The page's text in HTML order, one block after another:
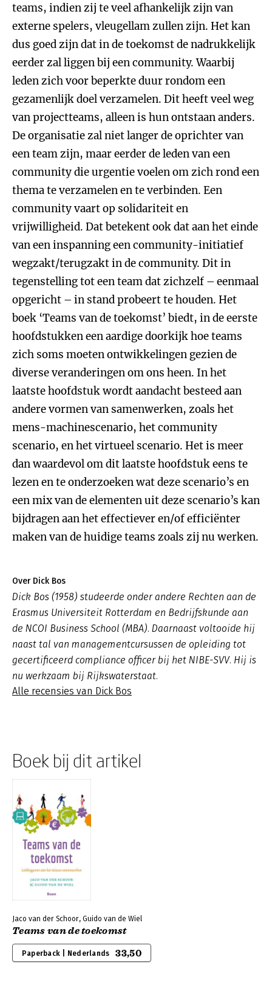
teams, indien zij te veel afhankelijk zijn van
externe spelers, vleugellam zullen zijn. Het kan
dus goed zijn dat in de toekomst de nadrukkelijk
eerder zal liggen bij een community. Waarbij
leden zich voor beperkte duur rondom een
gezamenlijk doel verzamelen. Dit heeft veel weg
van projectteams, alleen is hun ontstaan anders.
De organisatie zal niet langer de oprichter van
een team zijn, maar eerder de leden van een
community die urgentie voelen om zich rond een
thema te verzamelen en te verbinden. Een
community vaart op solidariteit en
vrijwilligheid. Dat betekent ook dat aan het einde
van een inspanning een community-initiatief
wegzakt/terugzakt in de community. Dit in
tegenstelling tot een team dat zichzelf – eenmaal
opgericht – in stand probeert te houden. Het
boek ‘Teams van de toekomst’ biedt, in de eerste
hoofdstukken een aardige doorkijk hoe teams
zich soms moeten ontwikkelingen gezien de
diverse veranderingen om ons heen. In het
laatste hoofdstuk wordt aandacht besteed aan
andere vormen van samenwerken, zoals het
mens-machinescenario, het community
scenario, en het virtueel scenario. Het is meer
dan waardevol om dit laatste hoofdstuk eens te
lezen en te onderzoeken wat deze scenario’s en
een mix van de elementen uit deze scenario’s kan
bijdragen aan het effectiever en/of efficiënter
maken van de huidige teams zoals zij nu werken.
Over Dick Bos
Dick Bos (1958) studeerde onder andere Rechten aan de
Erasmus Universiteit Rotterdam en Bedrijfskunde aan
de NCOI Business School (MBA). Daarnaast voltooide hij
naast tal van managementcursussen de opleiding tot
gecertificeerd compliance officer bij het NIBE-SVV. Hij is
nu werkzaam bij Rijkswaterstaat.
Alle recensies van Dick Bos
Boek bij dit artikel
Jaco van der Schoor, Guido van de Wiel
Teams van de toekomst
Paperback | Nederlands 33,50